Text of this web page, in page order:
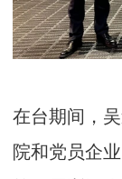
在台期间，
院和党员企